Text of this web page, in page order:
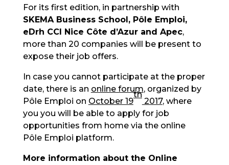
For its first edition, in partnership with
SKEMA Business School, Pôle Emploi,
eDrh CCI Nice Côte d’Azur and Apec,
more than 20 companies will be present to
expose their job offers.
In case you cannot participate at the proper
date, there is an online forum, organized by
Pôle Emploi on October 19
th
2017, where
you you will be able to apply for job
opportunities from home via the online
Pôle Emploi platform.
More information about the Online